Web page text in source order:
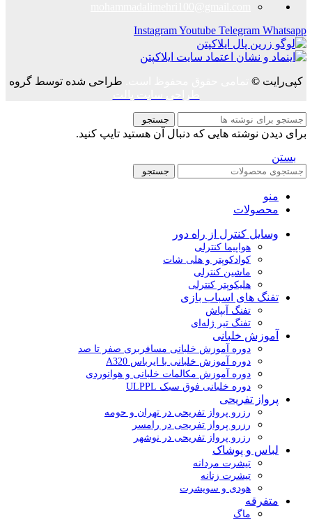
InstagramYoutube Telegram Whatsapp
کپی‌رایت ©
طراحی شده توسط گروه
جستجو
برای دیدن نوشته هایی که دنبال آن هستید تایپ کنید.
بستن
جستجو
منو
محصولات
وسایل کنترل از راه دور
هواپیما کنترلی
کوادکوپتر و هلی شات
ماشین کنترلی
هلیکوپتر کنترلی
تفنگ های اسباب بازی
تفنگ آبپاش
تفنگ تیر ژله‌ای
آموزش خلبانی
دوره آموزش خلبانی مسافربری صفر تا صد
دوره آموزش خلبانی با ایرباس A320
دوره آموزش مکالمات خلبانی و هوانوردی
دوره خلبانی فوق سبک ULPPL
پرواز تفریحی
رزرو پرواز تفریحی در تهران و حومه
رزرو پرواز تفریحی در رامسر
رزرو پرواز تفریحی در نوشهر
لباس و پوشاک
تیشرت مردانه
تیشرت زنانه
هودی و سویشرت
متفرقه
ماگ